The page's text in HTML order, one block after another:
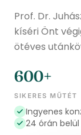
Prof. Dr.
kíséri Önt
ötéves
SIKERES MŰTÉT
600+
Ingyenes
24 órán